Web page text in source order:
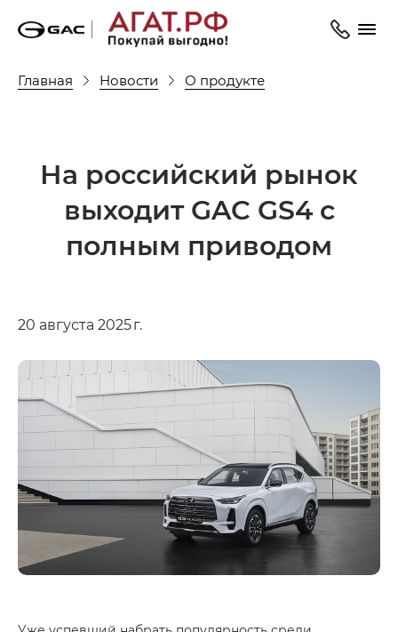
Главная Новости О продукте
На российский рынок
выходит GAC GS4 с
полным приводом
20 августа 2025 г.